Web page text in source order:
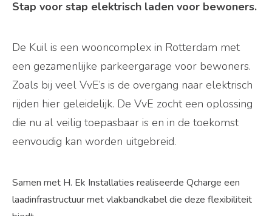
Stap voor stap elektrisch laden voor bewoners.
De Kuil is een wooncomplex in Rotterdam met
een gezamenlijke parkeergarage voor bewoners.
Zoals bij veel VvE’s is de overgang naar elektrisch
rijden hier geleidelijk. De VvE zocht een oplossing
die nu al veilig toepasbaar is en in de toekomst
eenvoudig kan worden uitgebreid.
Samen met H. Ek Installaties realiseerde Qcharge een
laadinfrastructuur met vlakbandkabel die deze flexibiliteit